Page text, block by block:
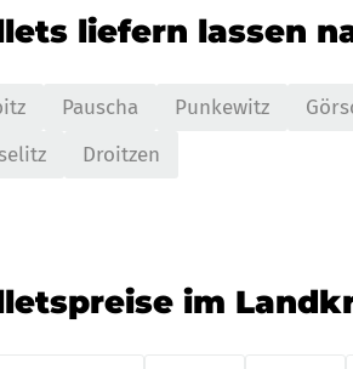
liefern lassen
Pauscha Punkewitz
Droitzen
im